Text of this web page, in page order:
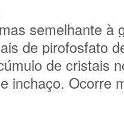
semelhante à
de pirofosfato
de cristais
inchaço. Ocorre